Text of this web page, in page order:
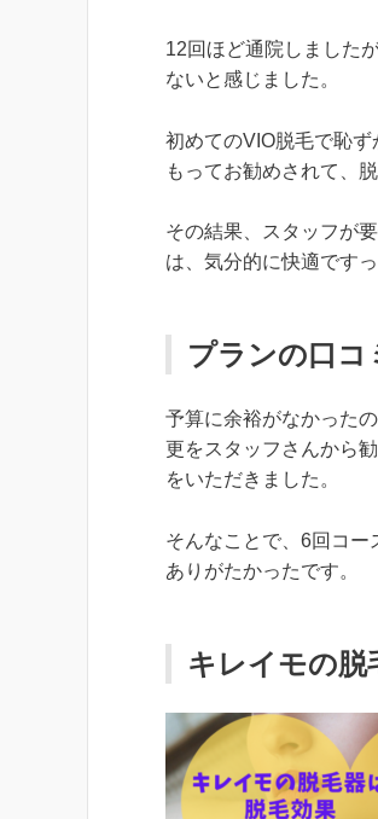
12回ほど通院しました
ないと感じました。
初めてのVIO脱毛で恥
もってお勧めされて、
その結果、スタッフが
は、気分的に快適です
プランの口コ
予算に余裕がなかった
更をスタッフさんから
をいただきました。
そんなことで、6回コ
ありがたかったです。
キレイモの脱